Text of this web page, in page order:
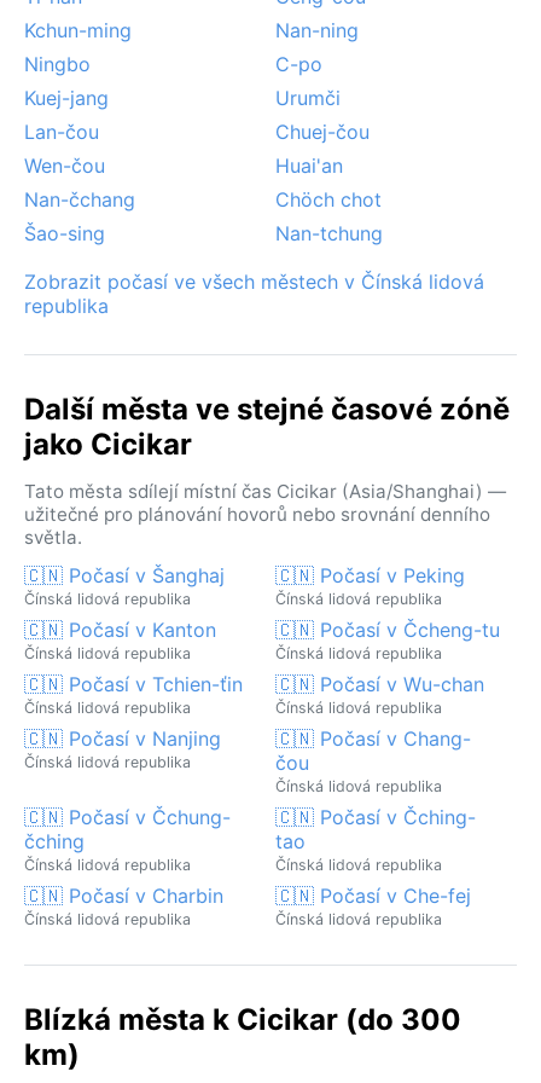
rozvodnit Nun-ťiang.
Kchun-ming
Nan-ning
Ningbo
C-po
Kuej-jang
Urumči
Lan-čou
Chuej-čou
Wen-čou
Huai'an
Nan-čchang
Chöch chot
Šao-sing
Nan-tchung
Zobrazit počasí ve všech městech v Čínská lidová
republika
Další města ve stejné časové zóně
jako Cicikar
Tato města sdílejí místní čas Cicikar (Asia/Shanghai) —
užitečné pro plánování hovorů nebo srovnání denního
světla.
🇨🇳 Počasí v Šanghaj
Čínská lidová republika
🇨🇳 Počasí v Peking
Čínská lidová republika
🇨🇳 Počasí v Kanton
Čínská lidová republika
🇨🇳 Počasí v Čcheng-tu
Čínská lidová republika
🇨🇳 Počasí v Tchien-ťin
Čínská lidová republika
🇨🇳 Počasí v Wu-chan
Čínská lidová republika
🇨🇳 Počasí v Nanjing
Čínská lidová republika
🇨🇳 Počasí v Chang-
čou
Čínská lidová republika
🇨🇳 Počasí v Čchung-
čching
Čínská lidová republika
🇨🇳 Počasí v Čching-
tao
Čínská lidová republika
🇨🇳 Počasí v Charbin
Čínská lidová republika
🇨🇳 Počasí v Che-fej
Čínská lidová republika
Blízká města k Cicikar (do 300
km)